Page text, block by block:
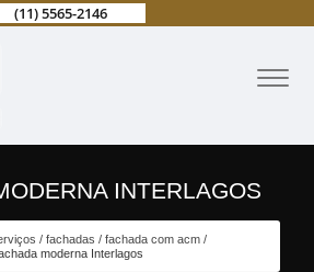
(11) 5565-2146
INTERLAGOS
fachadas
fachada com acm
moderna Interlagos